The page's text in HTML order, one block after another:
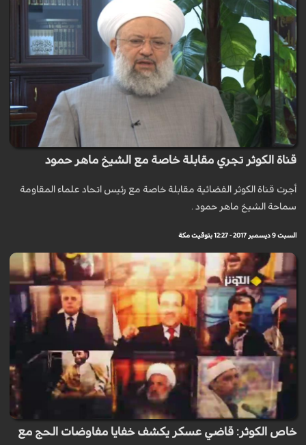
قناة الكوثر تجري مقابلة خاصة مع الشيخ ماهر حمود
أجرت قناة الكوثر الفضائية مقابلة خاصة مع رئيس اتحاد علماء المقاومة
سماحة الشيخ ماهر حمود .
السبت 9 ديسمبر 2017 - 12:27 بتوقيت مكة
خاص الكوثر: قاضي عسكر يكشف خفايا مفاوضات الحج مع